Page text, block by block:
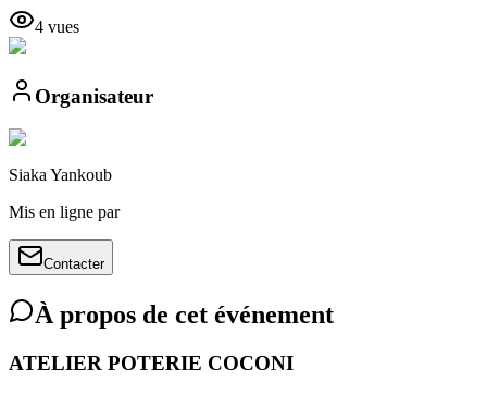
4 vues
Organisateur
Siaka Yankoub
Mis en ligne par
Contacter
À propos de cet événement
ATELIER POTERIE COCONI